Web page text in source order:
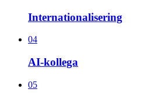
Internationalisering
04
AI-kollega
05